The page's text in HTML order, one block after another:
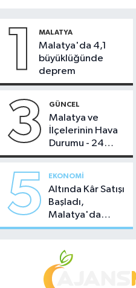
1 MALATYA
Malatya'da 4,1
büyüklüğünde
deprem
3 GÜNCEL
Malatya ve
İlçelerinin Hava
Durumu - 24
Temmuz 2026
5 EKONOMI
Altında Kâr Satışı
Başladı,
Malatya'da
Makas Ne